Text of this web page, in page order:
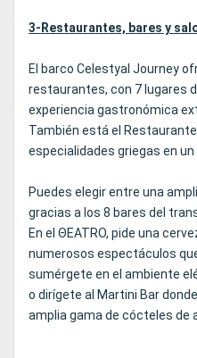
3-Restaurantes, bares y
El barco Celestyal Journey
restaurantes, con 7 lugares
experiencia gastronómica
También está el
especialidades griegas en
Puedes elegir entre una
gracias a los 8 bares del
En el ΘEATRO, pide una
numerosos espectáculos
sumérgete en el ambiente
o dirígete al Martini Bar
amplia gama de cócteles de